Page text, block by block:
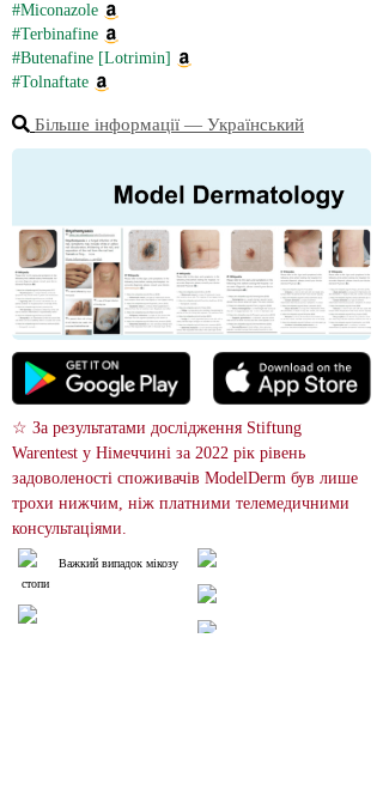
#Miconazole
#Terbinafine
#Butenafine [Lotrimin]
#Tolnaftate
Більше інформації ― Український
☆ За результатами дослідження Stiftung
Warentest у Німеччині за 2022 рік рівень
задоволеності споживачів ModelDerm був лише
трохи нижчим, ніж платними телемедичними
консультаціями.
Важкий випадок мікозу
стопи